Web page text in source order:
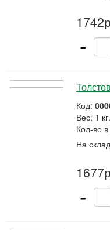
-
Код:
Вес: 1 кг.
Кол-во в
На
-